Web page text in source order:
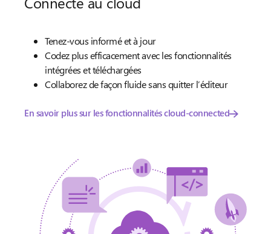
Tenez-vous informé et à jour
Codez plus efficacement avec les fonctionnalités
intégrées et téléchargées
Collaborez de façon fluide sans quitter l’éditeur
En savoir plus sur les fonctionnalités cloud-connected